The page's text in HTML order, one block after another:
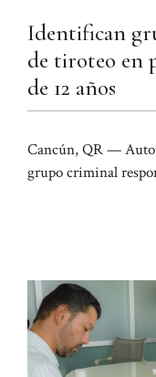
Identifican
de tiroteo en
de 12 años
Cancún, QR —
grupo criminal